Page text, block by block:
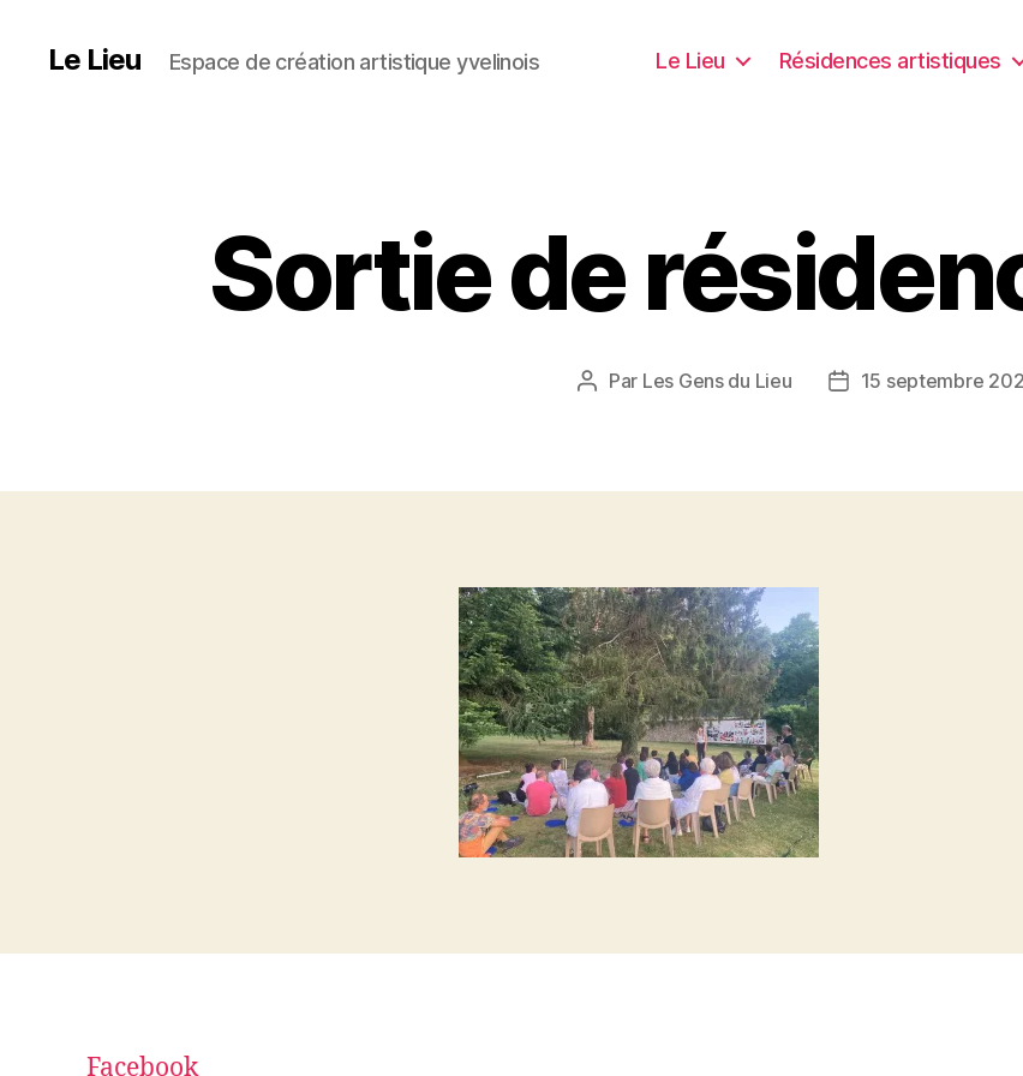
Le Lieu Espace de création artistique yvelinois Le Lieu Résidences artistiques
Sortie de
Auteur
Par Les Gens du Lieu
Date15 septembre
Facebook